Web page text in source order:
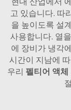
고 있습니다. 따
을 높이도록 설
사용합니다. 열
에 장비가 냉각
시간이 지남에
우리 펠티어 액